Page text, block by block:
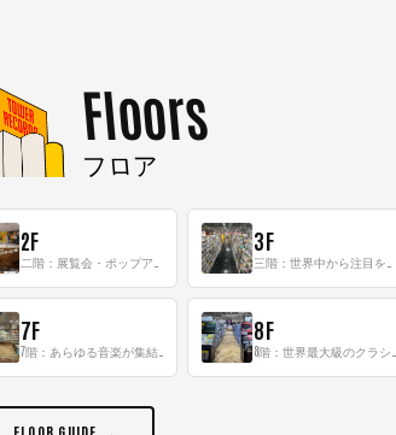
Floors
フロア
2F 3F
7F
7階：あらゆる音楽が集結する最多ジャンルフロア！
8F
FLOOR GUIDE →